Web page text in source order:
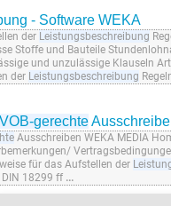
- Software WEKA
der Leistungsbeschreibung
Stoffe und Bauteile
und unzulässige Klauseln
der Leistungsbeschreibung
VOB-gerechte
Ausschreiben WEKA MEDIA
für das Aufstellen der
DIN 18299 ff ...